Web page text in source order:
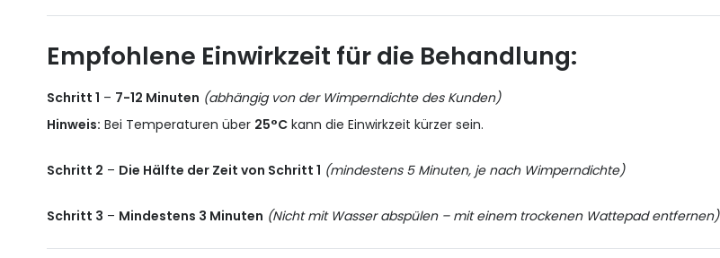
Empfohlene Einwirkzeit für die Behandlung:
Schritt 1 – 7-12 Minuten (abhängig von der Wimperndichte des Kunden)
Hinweis: Bei Temperaturen über 25°C kann die Einwirkzeit kürzer sein.
Schritt 2 – Die Hälfte der Zeit von Schritt 1 (mindestens 5 Minuten, je nach Wimperndichte)
Schritt 3 – Mindestens 3 Minuten (Nicht mit Wasser abspülen – mit einem trockenen Wattepad entfernen)